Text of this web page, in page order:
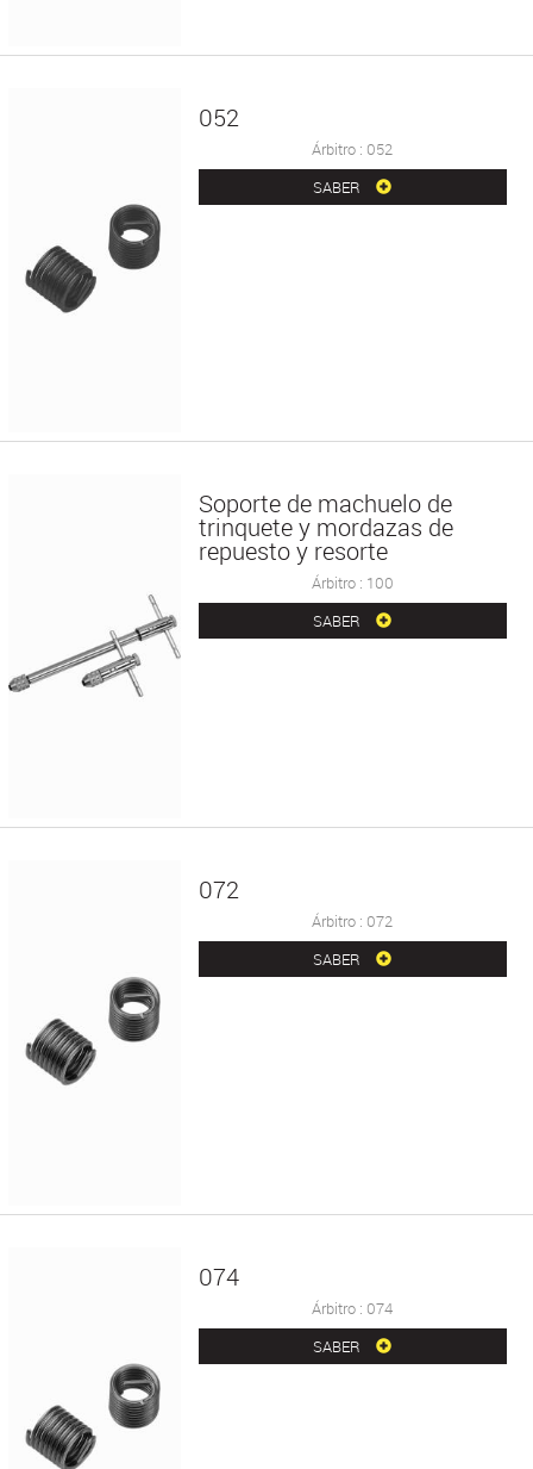
052
Árbitro : 052
SABER
Soporte de machuelo de
trinquete y mordazas de
repuesto y resorte
Árbitro : 100
SABER
072
Árbitro : 072
SABER
074
Árbitro : 074
SABER